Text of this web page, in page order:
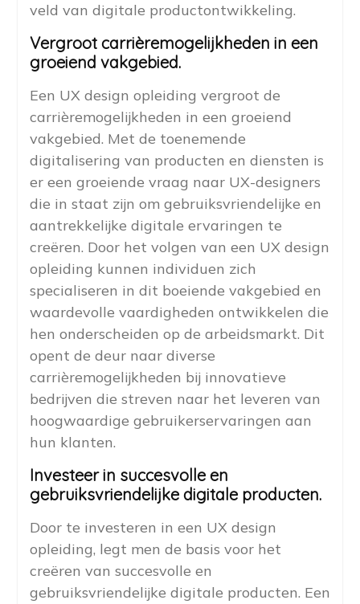
veld van digitale productontwikkeling.
Vergroot carrièremogelijkheden in een
groeiend vakgebied.
Een UX design opleiding vergroot de
carrièremogelijkheden in een groeiend
vakgebied. Met de toenemende
digitalisering van producten en diensten is
er een groeiende vraag naar UX-designers
die in staat zijn om gebruiksvriendelijke en
aantrekkelijke digitale ervaringen te
creëren. Door het volgen van een UX design
opleiding kunnen individuen zich
specialiseren in dit boeiende vakgebied en
waardevolle vaardigheden ontwikkelen die
hen onderscheiden op de arbeidsmarkt. Dit
opent de deur naar diverse
carrièremogelijkheden bij innovatieve
bedrijven die streven naar het leveren van
hoogwaardige gebruikerservaringen aan
hun klanten.
Investeer in succesvolle en
gebruiksvriendelijke digitale producten.
Door te investeren in een UX design
opleiding, legt men de basis voor het
creëren van succesvolle en
gebruiksvriendelijke digitale producten. Een